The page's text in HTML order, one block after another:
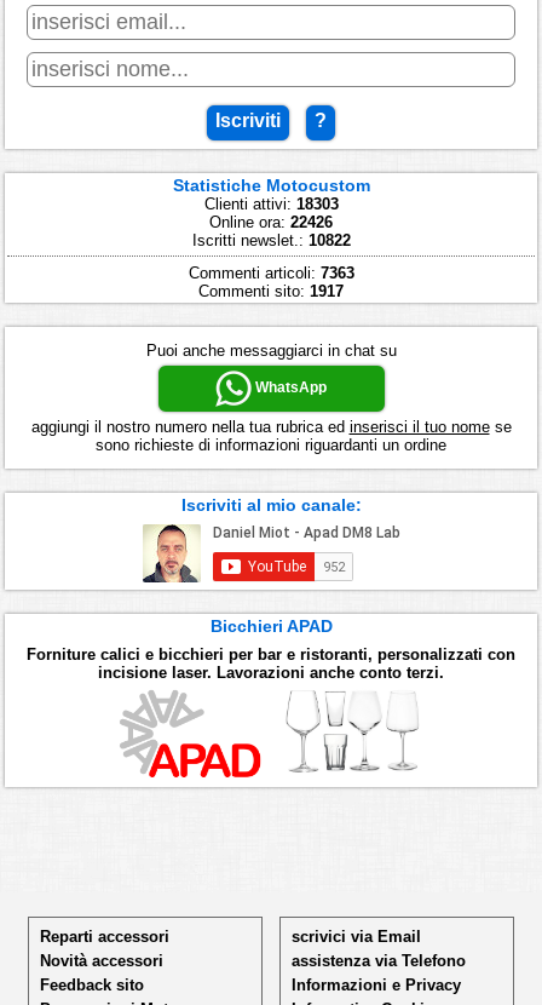
Iscriviti ?
Statistiche Motocustom
Clienti attivi: 18303
Online ora: 22426
Iscritti newslet.: 10822
Commenti articoli: 7363
Commenti sito: 1917
Puoi anche messaggiarci in chat su
WhatsApp
aggiungi il nostro numero nella tua rubrica ed inserisci il tuo nomese
sono richieste di informazioni riguardanti un ordine
Iscriviti al mio canale:
Bicchieri APAD
Forniture calici e bicchieri per bar e ristoranti, personalizzati con
incisione laser. Lavorazioni anche conto terzi.
Reparti accessori
Novità accessori
Feedback sito
scrivici via Email
assistenza via Telefono
Informazioni e Privacy